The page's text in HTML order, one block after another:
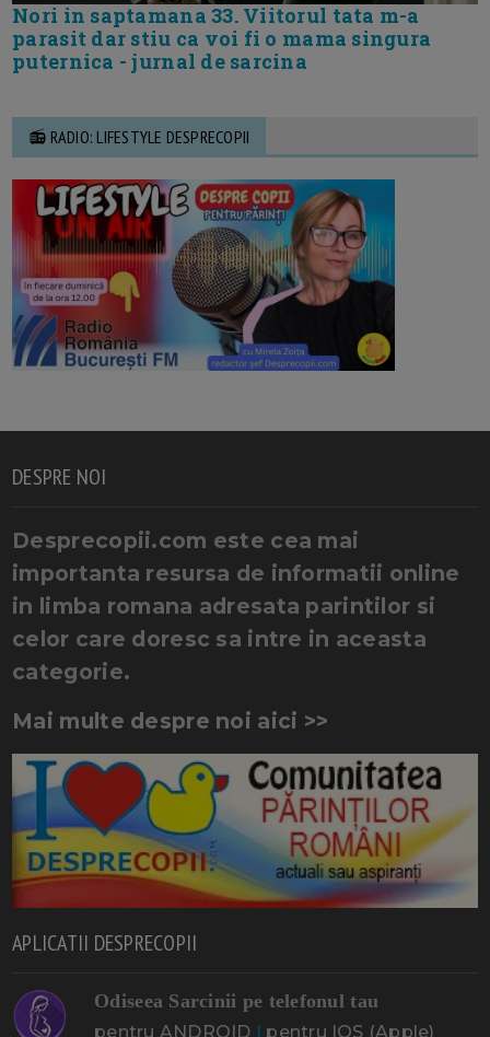
Nori in saptamana 33. Viitorul tata m-a
parasit dar stiu ca voi fi o mama singura
puternica - jurnal de sarcina
📻 RADIO: LIFESTYLE DESPRECOPII
DESPRE NOI
Desprecopii.com este cea mai
importanta resursa de informatii online
in limba romana adresata parintilor si
celor care doresc sa intre in aceasta
categorie.
Mai multe despre noi aici >>
APLICATII DESPRECOPII
Odiseea Sarcinii pe telefonul tau
pentru ANDROID pentru IOS (Apple)